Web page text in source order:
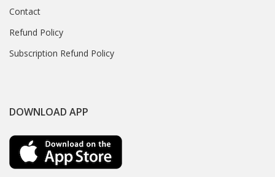
Contact
Refund Policy
Subscription Refund Policy
DOWNLOAD APP